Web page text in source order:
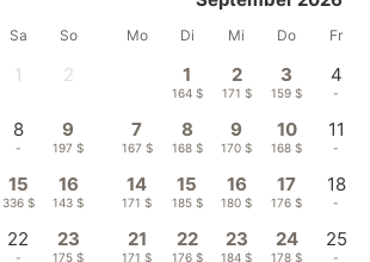
Sa So
1 2
8
-
9
197 $
15
336 $
16
143 $
22
-
23
175 $
Mo Di Mi Do Fr
1
164 $
2
171 $
3
159 $
4
-
7
167 $
8
168 $
9
170 $
10
168 $
11
-
14
171 $
15
185 $
16
180 $
17
176 $
18
-
21
171 $
22
176 $
23
184 $
24
178 $
25
-